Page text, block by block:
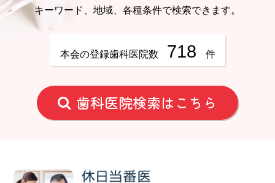
キーワード、地域、各種条件で検索できます。
本会の登録歯科医院数 718 件
歯科医院検索はこちら